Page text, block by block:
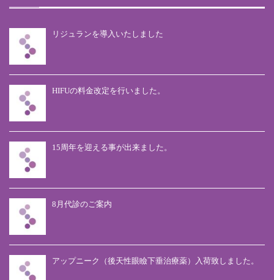
リジュランを導入いたしました
HIFUの料金改定を行いました。
15周年を迎える事が出来ました。
8月代診のご案内
アップニーク（後天性眼瞼下垂治療薬）入荷致しました。